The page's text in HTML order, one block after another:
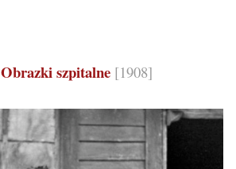
Obrazki szpitalne [1908]